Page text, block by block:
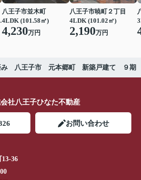
㎡)
八王子市並木町
4LDK (101.58㎡)
4,230万円
八王子市暁町２丁目
4LDK (101.02㎡)
2,190万円
八王子市 元本郷町 新築戸建て ９期
社八王子ひなた不動産
お問い合わせ
36